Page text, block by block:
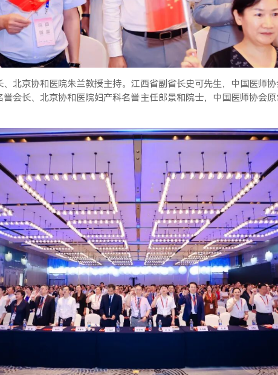
北京协和医院朱兰教授主持。江西省副省长史可先生，中国医师
会长、北京协和医院妇产科名誉主任郎景和院士，中国医师协会